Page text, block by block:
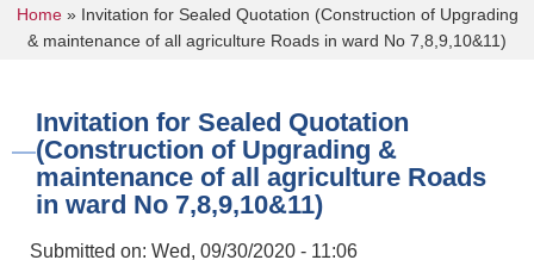
You are here
Home» Invitation for Sealed Quotation (Construction of Upgrading
& maintenance of all agriculture Roads in ward No 7,8,9,10&11)
Invitation for Sealed Quotation
(Construction of Upgrading &
maintenance of all agriculture Roads
in ward No 7,8,9,10&11)
Submitted on: Wed, 09/30/2020 - 11:06